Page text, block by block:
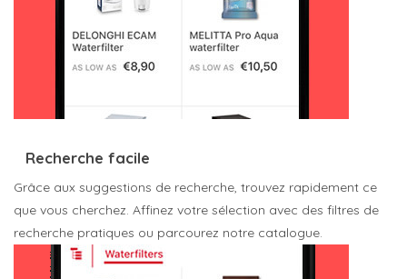
Recherche facile
Grâce aux suggestions de recherche, trouvez rapidement ce
que vous cherchez. Affinez votre sélection avec des filtres de
recherche pratiques ou parcourez notre catalogue.